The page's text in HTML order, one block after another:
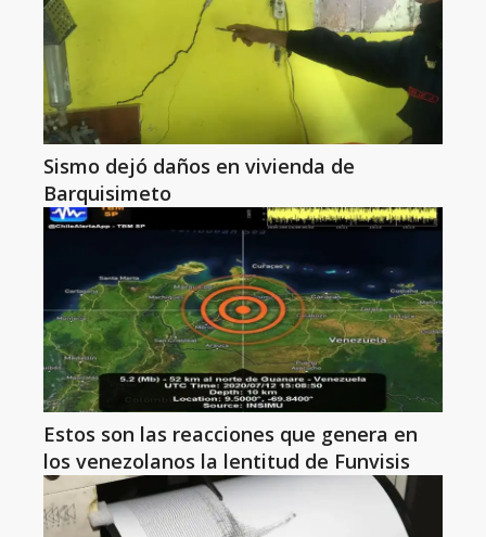
Sismo dejó daños en vivienda de
Barquisimeto
Estos son las reacciones que genera en
los venezolanos la lentitud de Funvisis